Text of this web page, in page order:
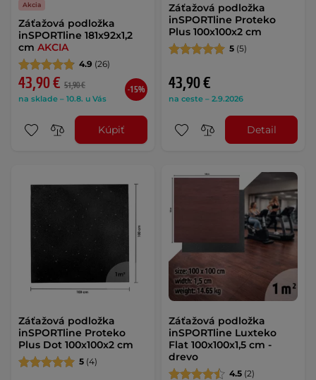
Akcia
Záťažová podložka
inSPORTline 181x92x1,2
cm AKCIA
4.9 (26)
43,90 € 51,90 €
na sklade – 10.8. u Vás
-15%
Kúpiť
Záťažová podložka
inSPORTline Proteko
Plus 100x100x2 cm
5 (5)
43,90 €
na ceste – 2.9.2026
Detail
Záťažová podložka
inSPORTline Proteko
Plus Dot 100x100x2 cm
5 (4)
Záťažová podložka
inSPORTline Luxteko
Flat 100x100x1,5 cm -
drevo
4.5 (2)